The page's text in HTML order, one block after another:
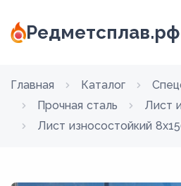
Редметсплав.рф
Главная Каталог
Прочная сталь
Лист
Лист износостойкий